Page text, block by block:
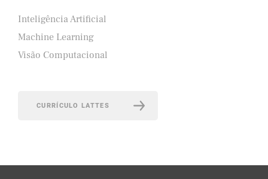
Inteligência Artificial
Machine Learning
Visão Computacional
CURRÍCULO LATTES